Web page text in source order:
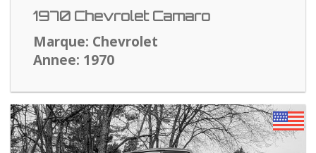
1970 Chevrolet Camaro
Marque: Chevrolet
Annee: 1970